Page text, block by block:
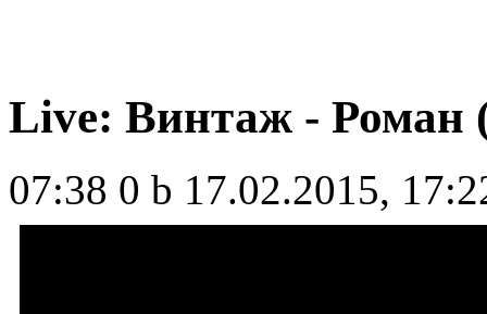
Live: Винтаж - Роман
07:38 0 b 17.02.2015,